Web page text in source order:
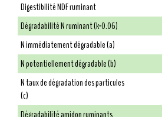
Digestibilité NDF ruminant
Dégradabilité N ruminant (k=0.06)
N immédiatement dégradable (a)
N potentiellement dégradable (b)
N taux de dégradation des particules
(c)